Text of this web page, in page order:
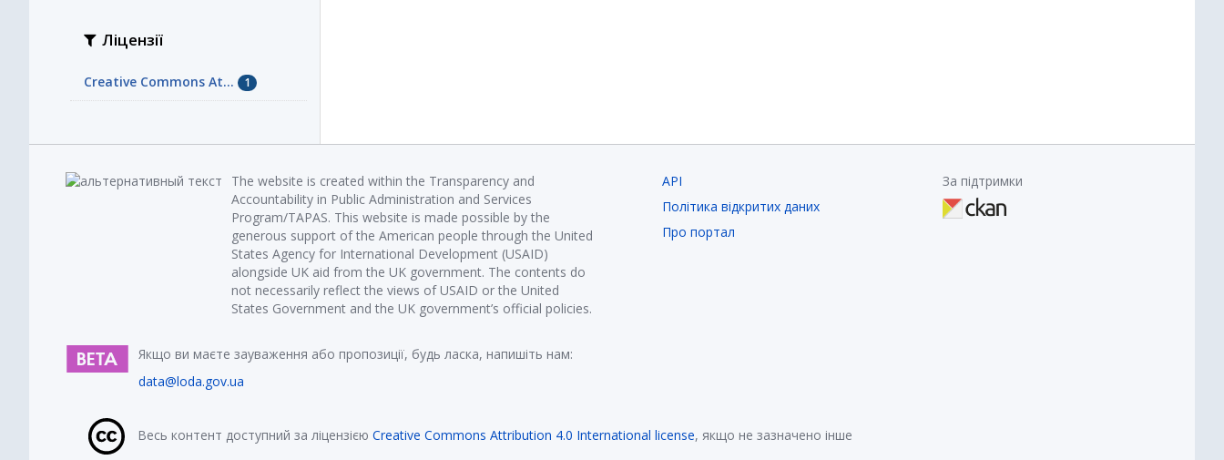
Ліцензії
Creative Commons At... 1
The website is created within the Transparency and
Accountability in Public Administration and Services
Program/TAPAS. This website is made possible by the
generous support of the American people through the United
States Agency for International Development (USAID)
alongside UK aid from the UK government. The contents do
not necessarily reflect the views of USAID or the United
States Government and the UK government’s official policies.
Якщо ви маєте зауваження або пропозиції, будь ласка, напишіть нам:
data@loda.gov.ua
API
Політика відкритих даних
Про портал
За підтримки
Весь контент доступний за ліцензією Creative Commons Attribution 4.0 International license, якщо не зазначено інше